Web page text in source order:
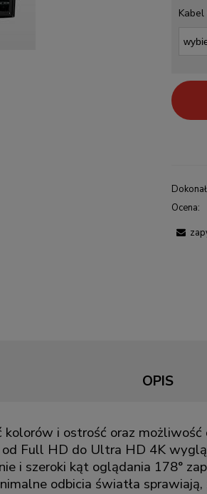
Kabel
Ocena:
OPIS
i ostrość oraz
Full HD do Ultra HD 4K
i szeroki kąt oglądania 178°
odbicia światła